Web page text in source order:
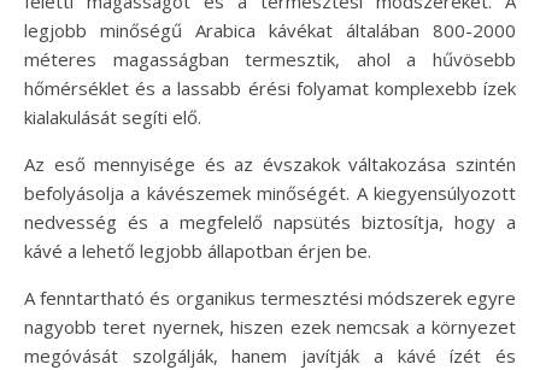
legjobb minőségű Arabica kávékat általában 800-2000
méteres magasságban termesztik, ahol a hűvösebb
hőmérséklet és a lassabb érési folyamat komplexebb ízek
kialakulását segíti elő.
Az eső mennyisége és az évszakok váltakozása szintén
befolyásolja a kávészemek minőségét. A kiegyensúlyozott
nedvesség és a megfelelő napsütés biztosítja, hogy a
kávé a lehető legjobb állapotban érjen be.
A fenntartható és organikus termesztési módszerek egyre
nagyobb teret nyernek, hiszen ezek nemcsak a környezet
megóvását szolgálják, hanem javítják a kávé ízét és